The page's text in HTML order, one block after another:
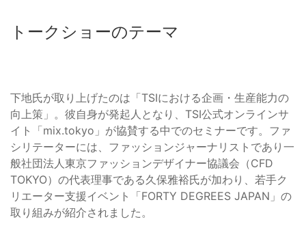
トークショーのテーマ
下地氏が取り上げたのは「TSIにおける企画・生産能力の
向上策」。彼自身が発起人となり、TSI公式オンラインサ
イト「mix.tokyo」が協賛する中でのセミナーです。ファ
シリテーターには、ファッションジャーナリストであり一
般社団法人東京ファッションデザイナー協議会（CFD
TOKYO）の代表理事である久保雅裕氏が加わり、若手ク
リエーター支援イベント「FORTY DEGREES JAPAN」の
取り組みが紹介されました。